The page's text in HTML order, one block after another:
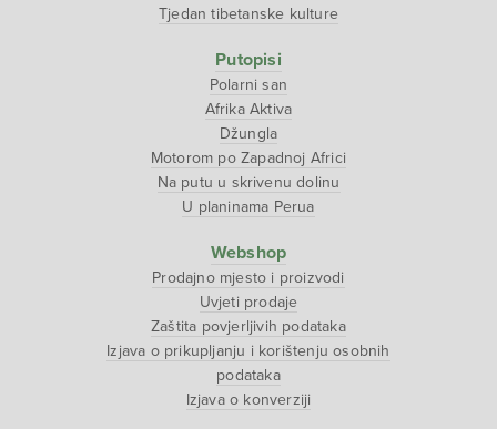
Tjedan tibetanske kulture
Putopisi
Polarni san
Afrika Aktiva
Džungla
Motorom po Zapadnoj Africi
Na putu u skrivenu dolinu
U planinama Perua
Webshop
Prodajno mjesto i proizvodi
Uvjeti prodaje
Zaštita povjerljivih podataka
Izjava o prikupljanju i korištenju osobnih
podataka
Izjava o konverziji